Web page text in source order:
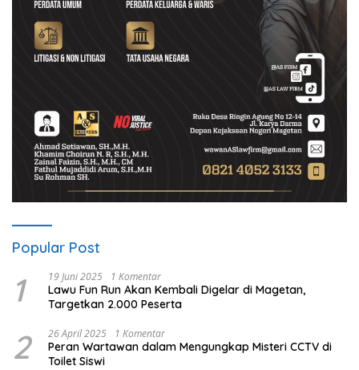
Popular Post
1 19 Juni 2025 1 Komentar
Lawu Fun Run Akan Kembali Digelar di Magetan,
Targetkan 2.000 Peserta
2 26 April 2025 1 Komentar
Peran Wartawan dalam Mengungkap Misteri CCTV di
Toilet Siswi